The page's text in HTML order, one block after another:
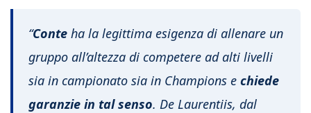
“Conte ha la legittima esigenza di allenare un
gruppo all’altezza di competere ad alti livelli
sia in campionato sia in Champions e chiede
garanzie in tal senso. De Laurentiis, dal